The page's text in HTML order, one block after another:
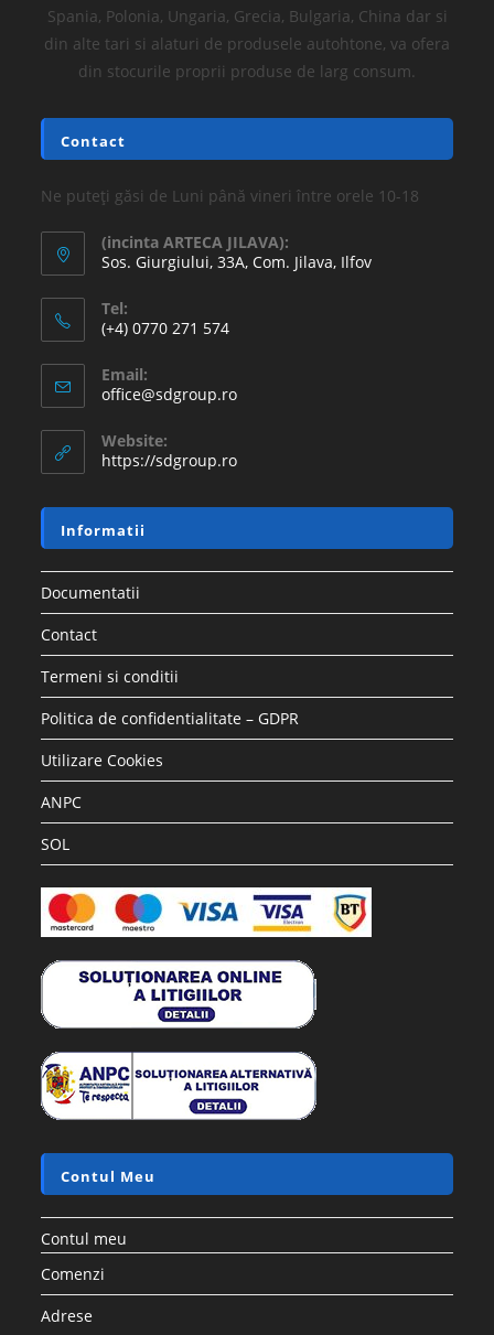
Spania, Polonia, Ungaria, Grecia, Bulgaria, China dar si
din alte tari si alaturi de produsele autohtone, va ofera
din stocurile proprii produse de larg consum.
Contact
Ne puteți găsi de Luni până vineri între orele 10-18
(incinta ARTECA JILAVA):
Sos. Giurgiului, 33A, Com. Jilava, Ilfov
Tel:
(+4) 0770 271 574
Email:
office@sdgroup.ro
Website:
https://sdgroup.ro
Informatii
Documentatii
Contact
Termeni si conditii
Politica de confidentialitate – GDPR
Utilizare Cookies
ANPC
SOL
Contul Meu
Contul meu
Comenzi
Adrese